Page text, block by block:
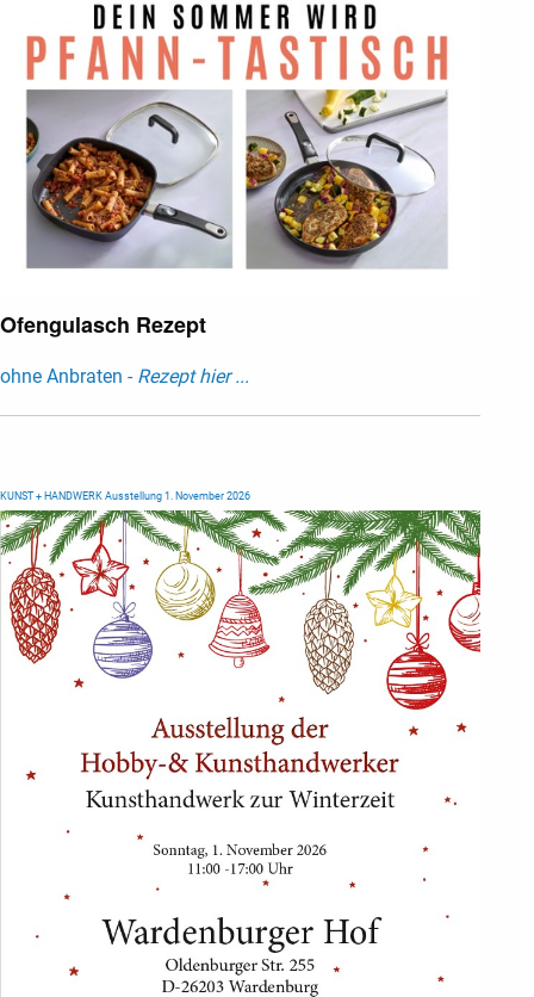
Ofengulasch Rezept
ohne Anbraten - Rezept hier ...
KUNST + HANDWERK Ausstellung 1. November 2026